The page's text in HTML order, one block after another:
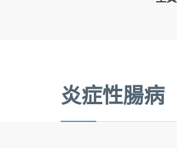
炎症性腸病